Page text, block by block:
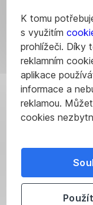
K tomu
s využitím
prohlížeči. Díky
reklamním
aplikace
informace a
reklamou.
cookies